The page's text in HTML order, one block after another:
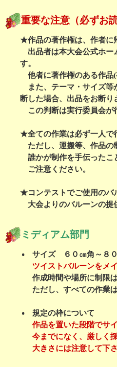
重要な注意（必ずお
★作品の著作権は、作者に
出品者は本大会公式ホー
す。
他者に著作権のある作品(
また、テーマ・サイズ等
断した場合、出品をお断り
この判断は実行委員会が
★全ての作業は必ず一人で
ただし、運搬等、作品の
誰かが制作を手伝ったこ
ご注意ください。
★コンテストでご使用のバ
大会よりのバルーンの提
ミディアム部門
サイズ ６０㎝角～８
ツイストバルーンをメ
作成時間や場所に制限
ただし、すべての作業
規定の枠について
作品を置いた段階でサ
今までになく、厳しく
大きさには注意して下さ